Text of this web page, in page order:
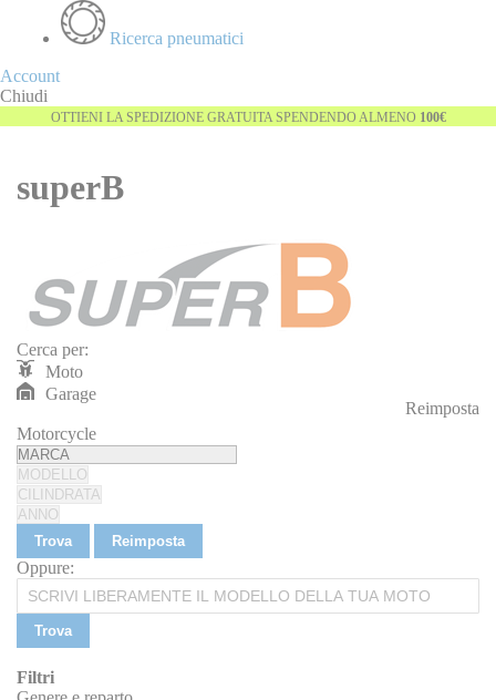
Ricerca pneumatici
Account
Chiudi
OTTIENI LA SPEDIZIONE GRATUITA SPENDENDO ALMENO 100€
superB
Cerca per:
Moto
Garage
Reimposta
Motorcycle
Trova Reimposta
Oppure:
Trova
Filtri